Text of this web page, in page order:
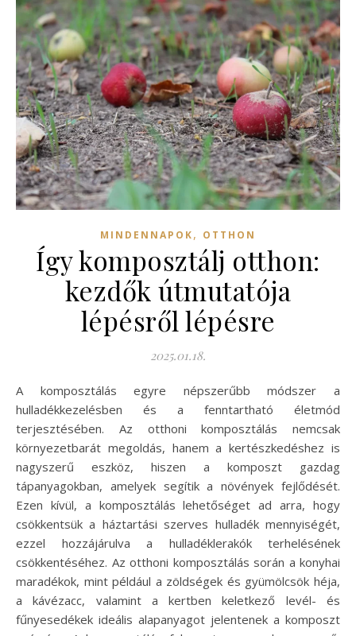
MINDENNAPOK, OTTHON
Így komposztálj otthon:
kezdők útmutatója
lépésről lépésre
2025.01.18.
A komposztálás egyre népszerűbb módszer a
hulladékkezelésben és a fenntartható életmód
terjesztésében. Az otthoni komposztálás nemcsak
környezetbarát megoldás, hanem a kertészkedéshez is
nagyszerű eszköz, hiszen a komposzt gazdag
tápanyagokban, amelyek segítik a növények fejlődését.
Ezen kívül, a komposztálás lehetőséget ad arra, hogy
csökkentsük a háztartási szerves hulladék mennyiségét,
ezzel hozzájárulva a hulladéklerakók terhelésének
csökkentéséhez. Az otthoni komposztálás során a konyhai
maradékok, mint például a zöldségek és gyümölcsök héja,
a kávézacc, valamint a kertben keletkező levél- és
fűnyesedékek ideális alapanyagot jelentenek a komposzt